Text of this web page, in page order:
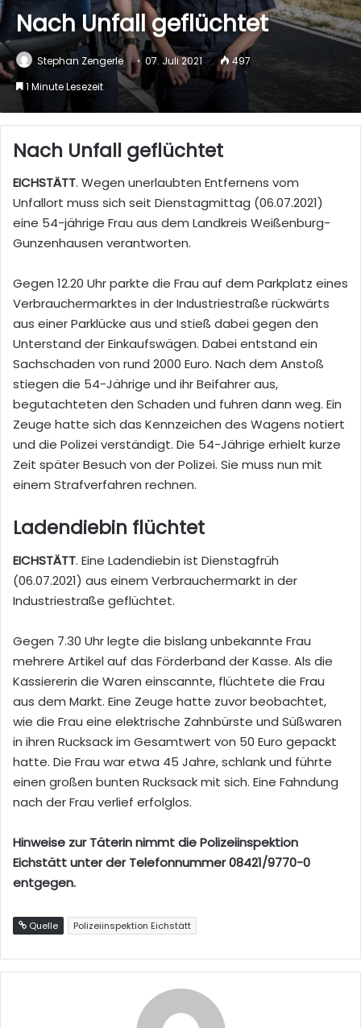
Nach Unfall geflüchtet
Stephan Zengerle 07. Juli 2021
497
1 Minute Lesezeit
Nach Unfall geflüchtet
EICHSTÄTT. Wegen unerlaubten Entfernens vom
Unfallort muss sich seit Dienstagmittag (06.07.2021)
eine 54-jährige Frau aus dem Landkreis Weißenburg-
Gunzenhausen verantworten.
Gegen 12.20 Uhr parkte die Frau auf dem Parkplatz eines
Verbrauchermarktes in der Industriestraße rückwärts
aus einer Parklücke aus und stieß dabei gegen den
Unterstand der Einkaufswägen. Dabei entstand ein
Sachschaden von rund 2000 Euro. Nach dem Anstoß
stiegen die 54-Jährige und ihr Beifahrer aus,
begutachteten den Schaden und fuhren dann weg. Ein
Zeuge hatte sich das Kennzeichen des Wagens notiert
und die Polizei verständigt. Die 54-Jährige erhielt kurze
Zeit später Besuch von der Polizei. Sie muss nun mit
einem Strafverfahren rechnen.
Ladendiebin flüchtet
EICHSTÄTT. Eine Ladendiebin ist Dienstagfrüh
(06.07.2021) aus einem Verbrauchermarkt in der
Industriestraße geflüchtet.
Gegen 7.30 Uhr legte die bislang unbekannte Frau
mehrere Artikel auf das Förderband der Kasse. Als die
Kassiererin die Waren einscannte, flüchtete die Frau
aus dem Markt. Eine Zeuge hatte zuvor beobachtet,
wie die Frau eine elektrische Zahnbürste und Süßwaren
in ihren Rucksack im Gesamtwert von 50 Euro gepackt
hatte. Die Frau war etwa 45 Jahre, schlank und führte
einen großen bunten Rucksack mit sich. Eine Fahndung
nach der Frau verlief erfolglos.
Hinweise zur Täterin nimmt die Polizeiinspektion
Eichstätt unter der Telefonnummer 08421/9770-0
entgegen.
Quelle Polizeiinspektion Eichstätt